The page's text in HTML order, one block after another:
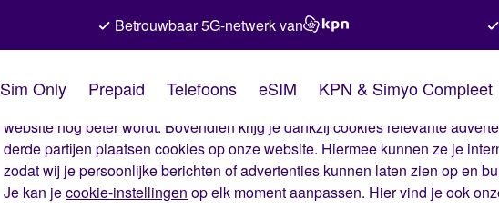
De cookies van Simyo
Wij gebruiken cookies op onze website. Met deze cookies zorgen wij ervoor
website nog beter wordt. Bovendien krijg je dankzij cookies relevante
derde partijen plaatsen cookies op onze website. Hiermee kunnen ze je
zodat wij je persoonlijke berichten of advertenties kunnen laten zien op en
Je kan jecookie-instellingen op elk moment aanpassen. Hier vind je ook
Betrouwbaar 5G-netwerk van
Sim Only Prepaid Telefoons eSIM KPN & Simyo Compleet